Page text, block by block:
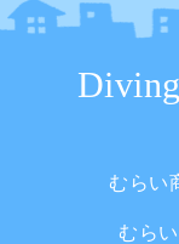
むらい
むら